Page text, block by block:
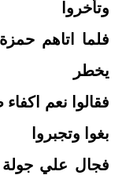
وتأخروا
فلما اتاهم
يخطر
فقالوا نعم
بغوا وتجبروا
فجال علي جولة